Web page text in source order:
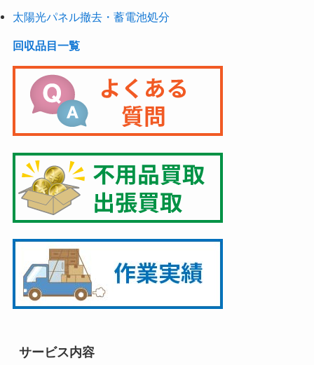
太陽光パネル撤去・蓄電池処分
回収品目一覧
サービス内容